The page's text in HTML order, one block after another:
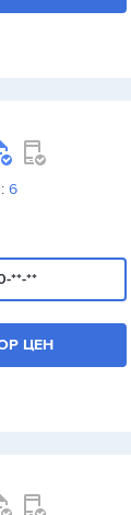
6
**-**
ЦЕН